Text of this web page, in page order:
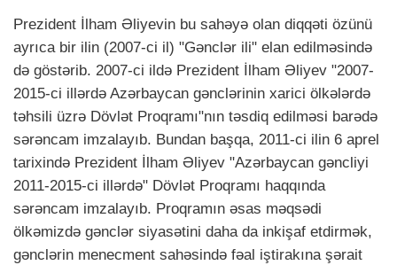
Prezident İlham Əliyevin bu sahəyə olan diqqəti özünü
ayrıca bir ilin (2007-ci il) "Gənclər ili" elan edilməsində
də göstərib. 2007-ci ildə Prezident İlham Əliyev "2007-
2015-ci illərdə Azərbaycan gənclərinin xarici ölkələrdə
təhsili üzrə Dövlət Proqramı"nın təsdiq edilməsi barədə
sərəncam imzalayıb. Bundan başqa, 2011-ci ilin 6 aprel
tarixində Prezident İlham Əliyev "Azərbaycan gəncliyi
2011-2015-ci illərdə" Dövlət Proqramı haqqında
sərəncam imzalayıb. Proqramın əsas məqsədi
ölkəmizdə gənclər siyasətini daha da inkişaf etdirmək,
gənclərin menecment sahəsində fəal iştirakına şərait